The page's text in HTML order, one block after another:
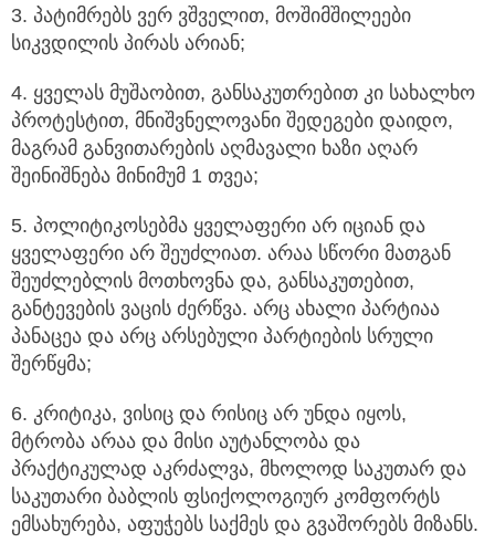
3. პატიმრებს ვერ ვშველით, მოშიმშილეები
სიკვდილის პირას არიან;
4. ყველას მუშაობით, განსაკუთრებით კი სახალხო
პროტესტით, მნიშვნელოვანი შედეგები დაიდო,
მაგრამ განვითარების აღმავალი ხაზი აღარ
შეინიშნება მინიმუმ 1 თვეა;
5. პოლიტიკოსებმა ყველაფერი არ იციან და
ყველაფერი არ შეუძლიათ. არაა სწორი მათგან
შეუძლებლის მოთხოვნა და, განსაკუთებით,
განტევების ვაცის ძერწვა. არც ახალი პარტიაა
პანაცეა და არც არსებული პარტიების სრული
შერწყმა;
6. კრიტიკა, ვისიც და რისიც არ უნდა იყოს,
მტრობა არაა და მისი აუტანლობა და
პრაქტიკულად აკრძალვა, მხოლოდ საკუთარ და
საკუთარი ბაბლის ფსიქოლოგიურ კომფორტს
ემსახურება, აფუჭებს საქმეს და გვაშორებს მიზანს.